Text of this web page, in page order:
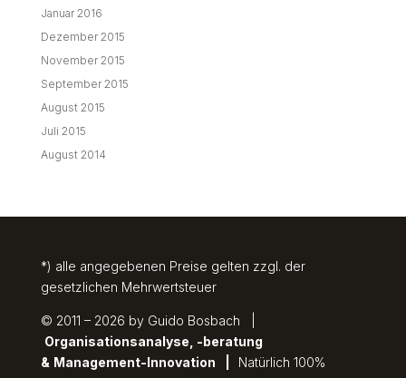
Januar 2016
Dezember 2015
November 2015
September 2015
August 2015
Juli 2015
August 2014
*) alle angegebenen Preise gelten zzgl. der
gesetzlichen Mehrwertsteuer
© 2011 – 2026 by Guido Bosbach |
Organisationsanalyse, -beratung
& Management-Innovation
Natürlich 100%